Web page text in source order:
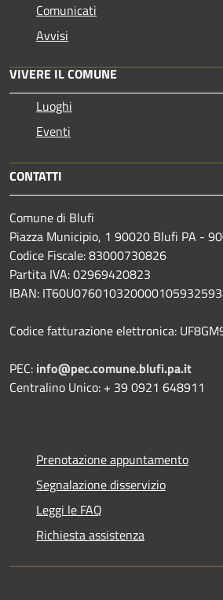
Comunicati
Avvisi
VIVERE IL COMUNE
Luoghi
Eventi
CONTATTI
Comune di Blufi
Piazza Municipio, 1 90020 Blufi PA -
Codice Fiscale: 83000730826
Partita IVA: 02969420823
IBAN:
Codice fatturazione elettronica:
PEC: info@pec.comune.blufi.pa.it
Centralino Unico: + 39 0921 648911
Prenotazione appuntamento
Segnalazione disservizio
Leggi le FAQ
Richiesta assistenza